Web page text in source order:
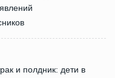
и полдник: дети в